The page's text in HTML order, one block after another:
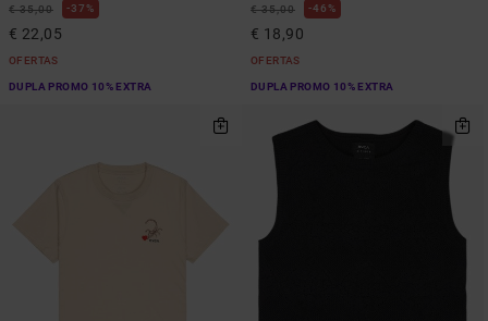
€ 35,00 37%
€ 22,05
OFERTAS
DUPLA PROMO 10% EXTRA
€ 35,00 46%
€ 18,90
OFERTAS
DUPLA PROMO 10% EXTRA